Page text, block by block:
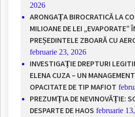
2026
ARONGAȚA BIROCRATICĂ LA
MILIOANE DE LEI „EVAPORATE”
PREȘEDINTELE ZBOARĂ CU
februarie 23, 2026
INVESTIGAȚIE DREPTURI
ELENA CUZA – UN
OPACITATE DE TIP MAFIOT
PREZUMȚIA DE NEVINOVĂȚIE:
DESPARTE DE HAOS februarie